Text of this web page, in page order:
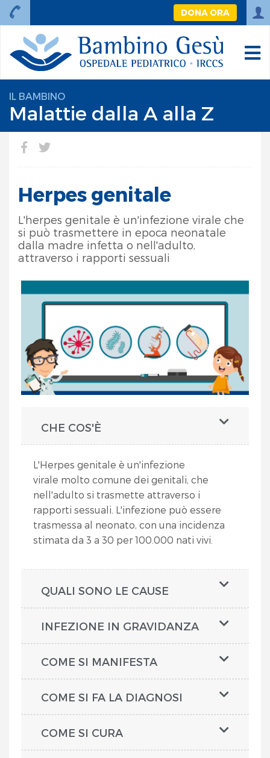
DONA ORA
IL BAMBINO
Malattie dalla A alla Z
Herpes genitale
L'herpes genitale è un'infezione virale che
si può trasmettere in epoca neonatale
dalla madre infetta o nell'adulto,
attraverso i rapporti sessuali
CHE COS'È
L'Herpes genitale è un'infezione
virale molto comune dei genitali, che
nell'adulto si trasmette attraverso i
rapporti sessuali. L'infezione può essere
trasmessa al neonato, con una incidenza
stimata da 3 a 30 per 100.000 nati vivi.
QUALI SONO LE CAUSE
INFEZIONE IN GRAVIDANZA
COME SI MANIFESTA
COME SI FA LA DIAGNOSI
COME SI CURA